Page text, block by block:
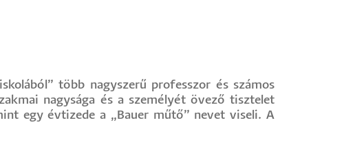
több nagyszerű professzor és számos
nagysága és a személyét övező tisztelet
egy évtizede a „Bauer műtő” nevet viseli. A